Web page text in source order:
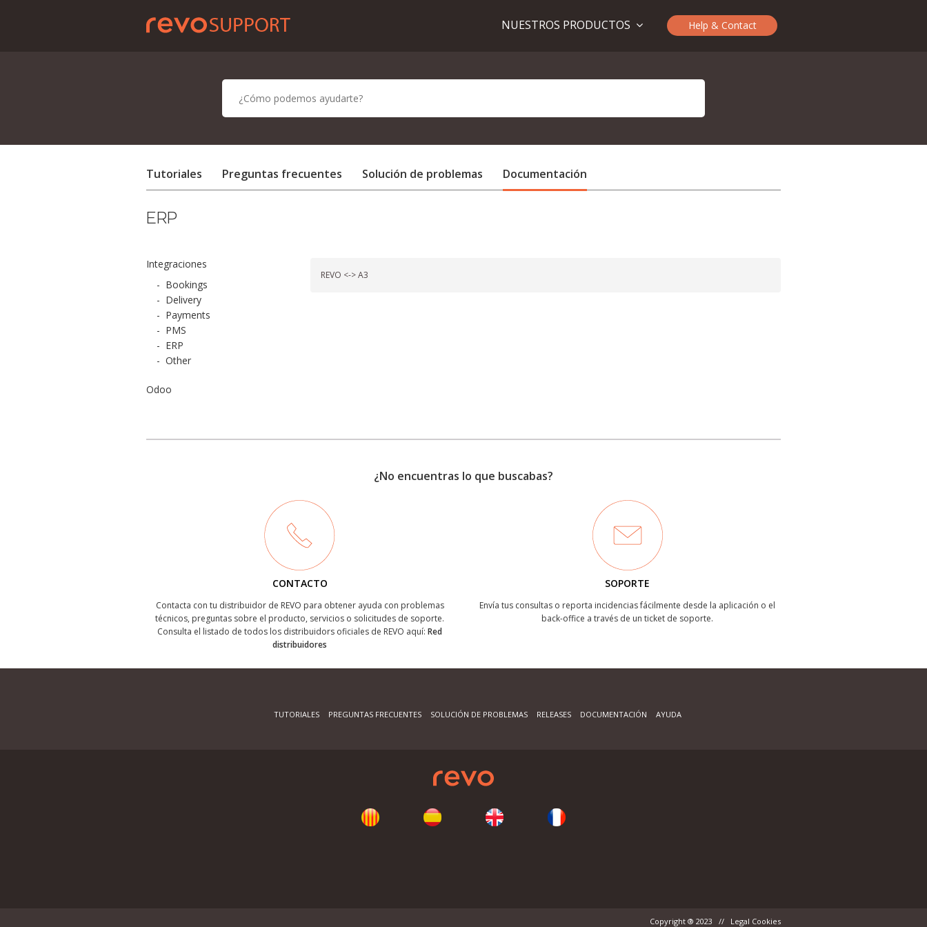
Help & Contact
NUESTROS PRODUCTOS
Tutoriales Preguntas frecuentes Solución de problemas Documentación
ERP
Integraciones
- Bookings
- Delivery
- Payments
- PMS
- ERP
- Other
Odoo
REVO <-> A3
¿No encuentras lo que buscabas?
CONTACTO
Contacta con tu distribuidor de REVO para obtener ayuda con problemas
técnicos, preguntas sobre el producto, servicios o solicitudes de soporte.
Consulta el listado de todos los distribuidors oficiales de REVO aquí: Red
distribuidores
SOPORTE
Envía tus consultas o reporta incidencias fácilmente desde la aplicación o el
back-office a través de un ticket de soporte.
TUTORIALES PREGUNTAS FRECUENTES SOLUCIÓN DE PROBLEMAS RELEASES DOCUMENTACIÓN AYUDA
Copyright ® 2023 // Legal Cookies